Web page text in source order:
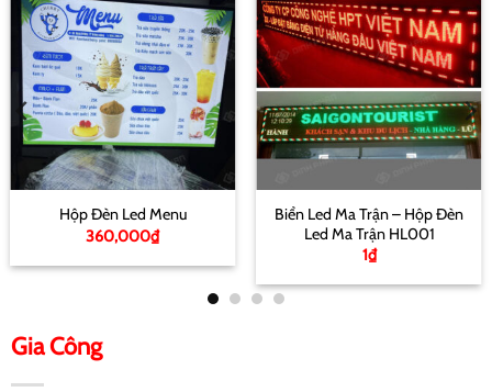
Hộp Đèn Led Menu
360,000₫
Biển Led Ma Trận – Hộp Đèn
Led Ma Trận HL001
1₫
Gia Công